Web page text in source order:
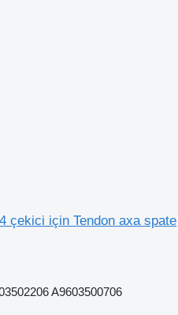
çekici için Tendon axa spate
A9603500706